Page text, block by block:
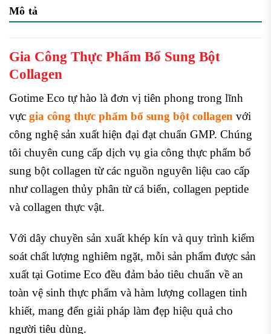
Mô tả
Gia Công Thực Phẩm Bổ Sung Bột
Collagen
Gotime Eco tự hào là đơn vị tiên phong trong lĩnh
vực gia công thực phẩm bổ sung bột collagen với
công nghệ sản xuất hiện đại đạt chuẩn GMP. Chúng
tôi chuyên cung cấp dịch vụ gia công thực phẩm bổ
sung bột collagen từ các nguồn nguyên liệu cao cấp
như collagen thủy phân từ cá biển, collagen peptide
và collagen thực vật.
Với dây chuyền sản xuất khép kín và quy trình kiểm
soát chất lượng nghiêm ngặt, mỗi sản phẩm được sản
xuất tại Gotime Eco đều đảm bảo tiêu chuẩn về an
toàn vệ sinh thực phẩm và hàm lượng collagen tinh
khiết, mang đến giải pháp làm đẹp hiệu quả cho
người tiêu dùng.